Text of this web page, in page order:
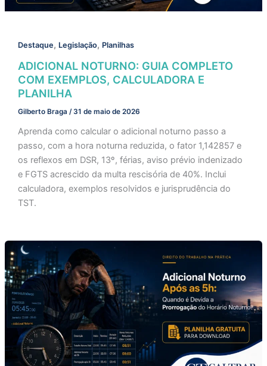
Destaque, Legislação, Planilhas
ADICIONAL NOTURNO: GUIA COMPLETO
COM EXEMPLOS, CALCULADORA E
PLANILHA
Gilberto Braga / 31 de maio de 2026
Aprenda como calcular o adicional noturno passo a
passo, com a hora noturna reduzida, o fator 1,142857 e
os reflexos em DSR, 13º, férias, aviso prévio indenizado
e FGTS acrescido da multa rescisória de 40%. Inclui
calculadora, exemplos resolvidos e jurisprudência do
TST.